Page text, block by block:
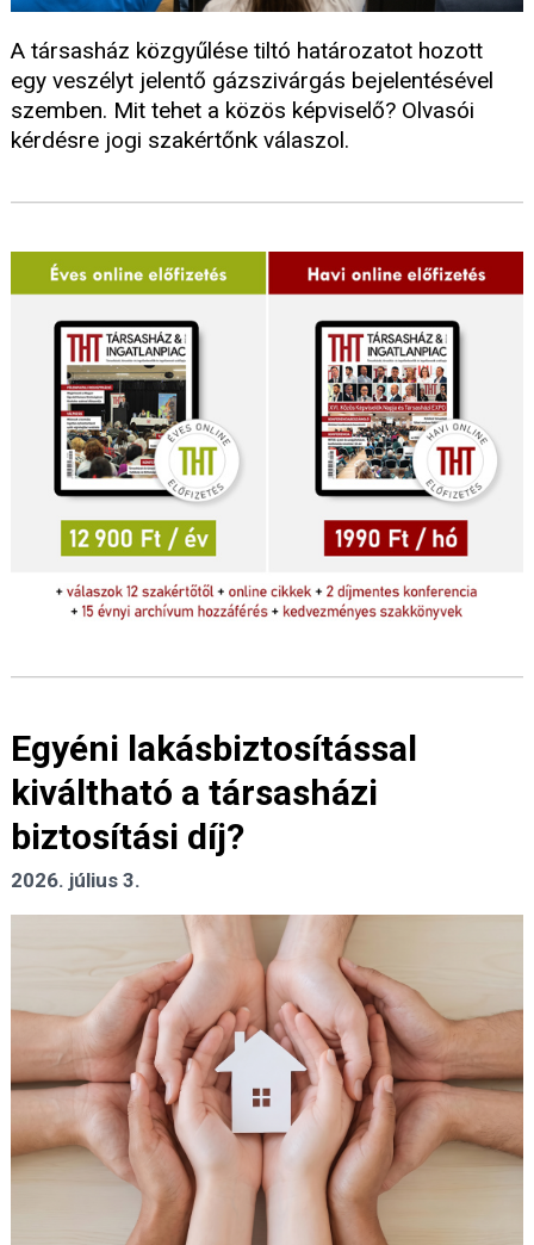
A társasház közgyűlése tiltó határozatot hozott
egy veszélyt jelentő gázszivárgás bejelentésével
szemben. Mit tehet a közös képviselő? Olvasói
kérdésre jogi szakértőnk válaszol.
Egyéni lakásbiztosítással
kiváltható a társasházi
biztosítási díj?
2026. július 3.